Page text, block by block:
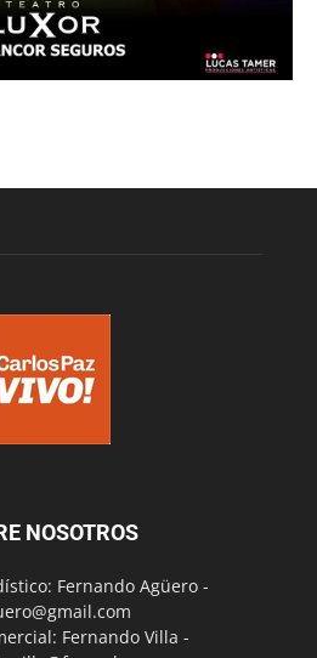
NOSOTROS
Fernando Agüero -
Fernando Villa -